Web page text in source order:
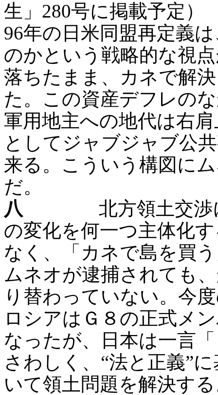
生」280号に掲載予定）
96年の日米同盟再定義
のかという戦略的な視
落ちたまま、カネで解
た。この資産デフレの
軍用地主への地代は右
としてジャブジャブ公
来る。こういう構図に
だ。
八 北方領土交渉に
の変化を何一つ主体化
なく、「カネで島を買
ムネオが逮捕されても
り替わっていない。今
ロシアはＧ８の正式メ
なったが、日本は一言
さわしく、“法と正義”
いて領土問題を解決す